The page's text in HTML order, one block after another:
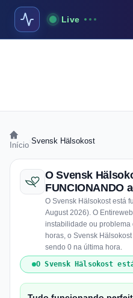
Live
Início Svensk Hälsokost
O Svensk
FUNCIONANDO
O Svensk Hälsokost está
August 2026). O
instabilidade ou problema
horas, o Svensk
sendo 0 na última hora.
O Svensk Hälsokost